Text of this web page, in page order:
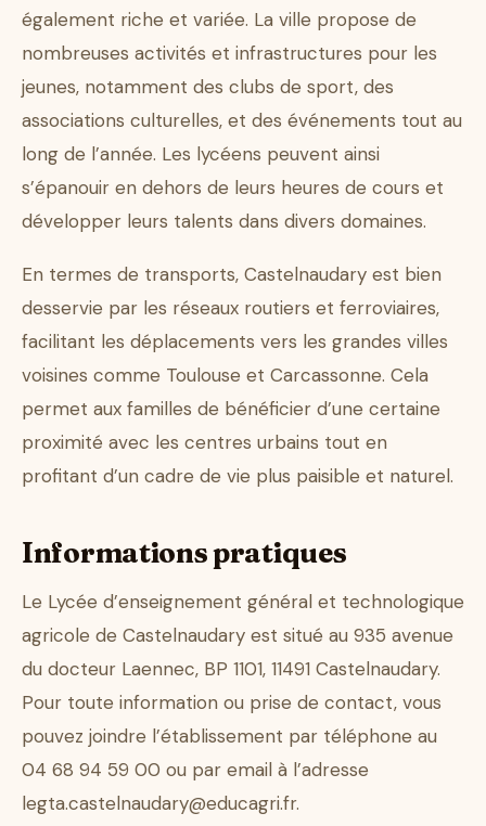
également riche et variée. La ville propose de
nombreuses activités et infrastructures pour les
jeunes, notamment des clubs de sport, des
associations culturelles, et des événements tout au
long de l’année. Les lycéens peuvent ainsi
s’épanouir en dehors de leurs heures de cours et
développer leurs talents dans divers domaines.
En termes de transports, Castelnaudary est bien
desservie par les réseaux routiers et ferroviaires,
facilitant les déplacements vers les grandes villes
voisines comme Toulouse et Carcassonne. Cela
permet aux familles de bénéficier d’une certaine
proximité avec les centres urbains tout en
profitant d’un cadre de vie plus paisible et naturel.
Informations pratiques
Le Lycée d’enseignement général et technologique
agricole de Castelnaudary est situé au 935 avenue
du docteur Laennec, BP 1101, 11491 Castelnaudary.
Pour toute information ou prise de contact, vous
pouvez joindre l’établissement par téléphone au
04 68 94 59 00 ou par email à l’adresse
legta.castelnaudary@educagri.fr.